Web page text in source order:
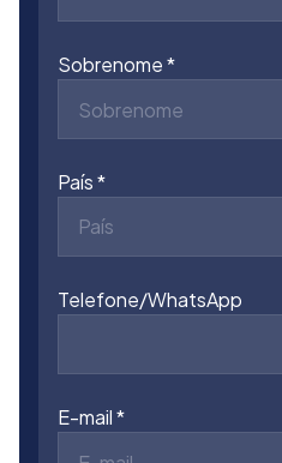
Sobrenome
País
País
Telefone/WhatsApp
E-mail